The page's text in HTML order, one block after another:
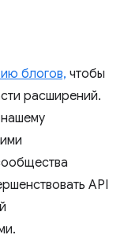
блогов, чтобы
расширений.
API